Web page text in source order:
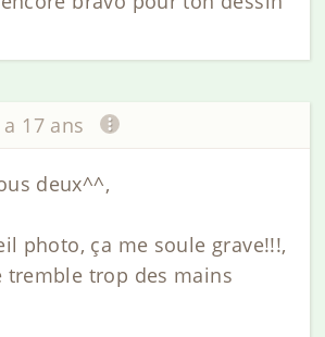
17 ans
deux^^,
photo, ça me soule grave!!!,
tremble trop des mains